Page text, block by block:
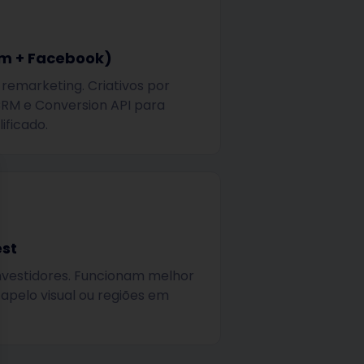
+ Facebook)
Criativos por
e Conversion API para
Funcionam melhor
visual ou regiões em